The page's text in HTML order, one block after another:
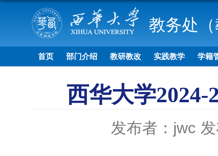
教务处
首页 部门介绍 教研教改 实践教学 学籍
西华大学2024-
发布者：jwc